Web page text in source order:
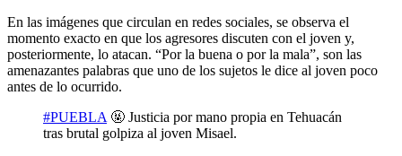
En las imágenes que circulan en redes sociales, se observa el
momento exacto en que los agresores discuten con el joven y,
posteriormente, lo atacan. “Por la buena o por la mala”, son las
amenazantes palabras que uno de los sujetos le dice al joven poco
antes de lo ocurrido.
#PUEBLA 🤬 Justicia por mano propia en Tehuacán
tras brutal golpiza al joven Misael.